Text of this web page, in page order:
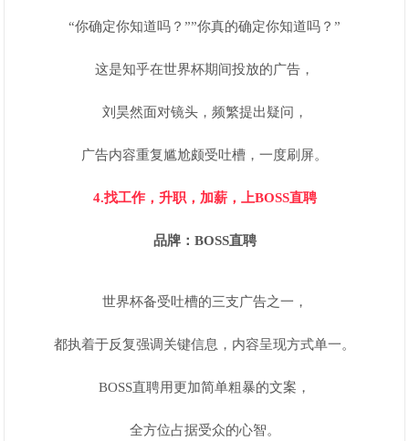
“你确定你知道吗？””你真的确定你知道吗？”
这是知乎在世界杯期间投放的广告，
刘昊然面对镜头，频繁提出疑问，
广告内容重复尴尬颇受吐槽，一度刷屏。
4.找工作，升职，加薪，上BOSS直聘
品牌：BOSS直聘
世界杯备受吐槽的三支广告之一，
都执着于反复强调关键信息，内容呈现方式单一。
BOSS直聘用更加简单粗暴的文案，
全方位占据受众的心智。